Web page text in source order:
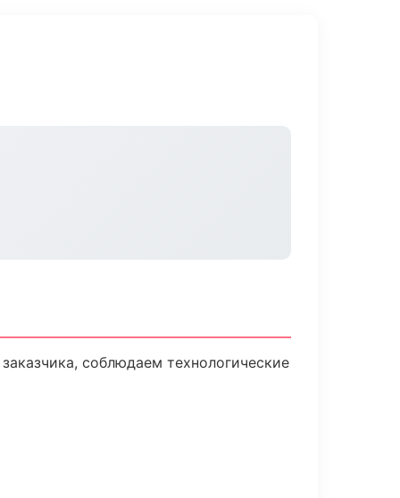
соблюдаем технологические